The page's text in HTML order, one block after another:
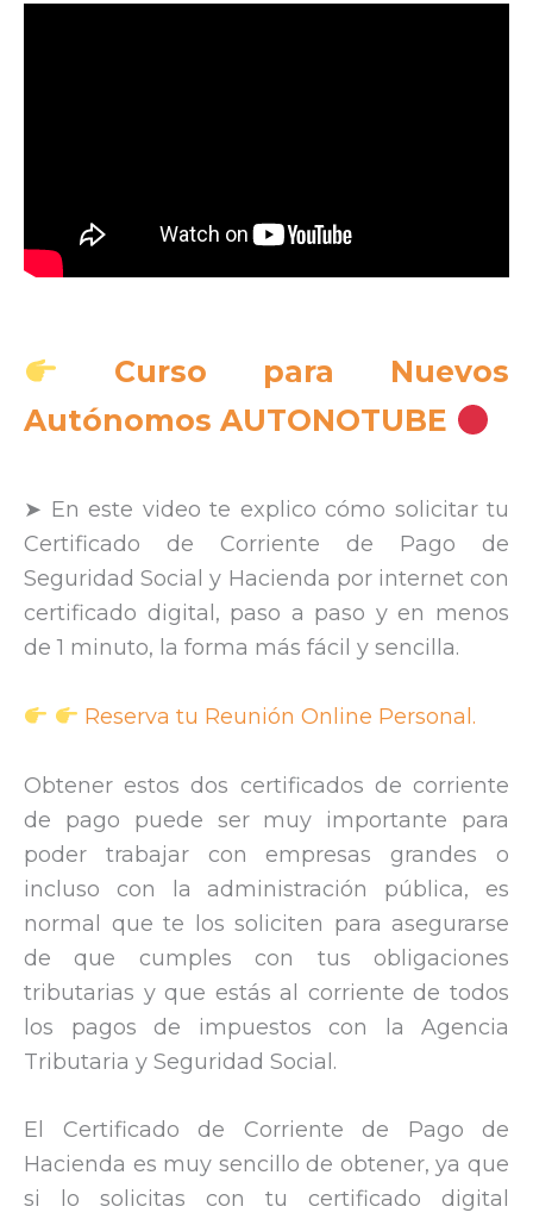
Curso para Nuevos
Autónomos AUTONOTUBE
➤ En este video te explico cómo solicitar tu
Certificado de Corriente de Pago de
Seguridad Social y Hacienda por internet con
certificado digital, paso a paso y en menos
de 1 minuto, la forma más fácil y sencilla.
Reserva tu Reunión Online Personal.
Obtener estos dos certificados de corriente
de pago puede ser muy importante para
poder trabajar con empresas grandes o
incluso con la administración pública, es
normal que te los soliciten para asegurarse
de que cumples con tus obligaciones
tributarias y que estás al corriente de todos
los pagos de impuestos con la Agencia
Tributaria y Seguridad Social.
El Certificado de Corriente de Pago de
Hacienda es muy sencillo de obtener, ya que
si lo solicitas con tu certificado digital